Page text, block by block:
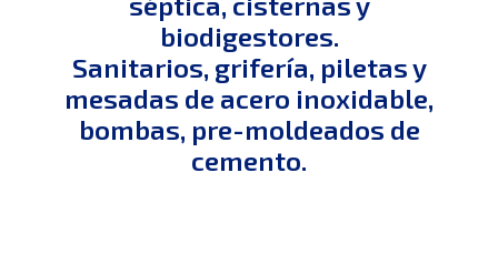
biodigestores.
Sanitarios, grifería, piletas y
mesadas de acero inoxidable,
bombas, pre-moldeados de
cemento.